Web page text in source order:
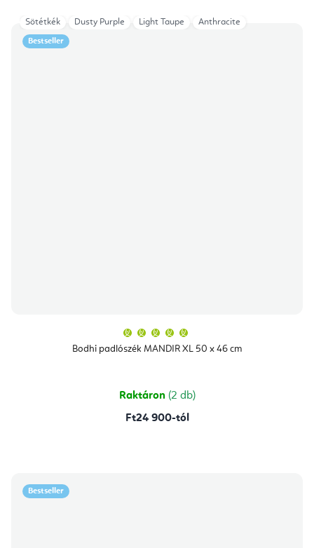
Bestseller
Bodhi padlószék MANDIR XL 50 x 46 cm
átlagos
értékelése
csillag.
Raktáron (2 db)
Ft24 900-tól
Sötétkék Dusty Purple Light Taupe Anthracite
Bestseller